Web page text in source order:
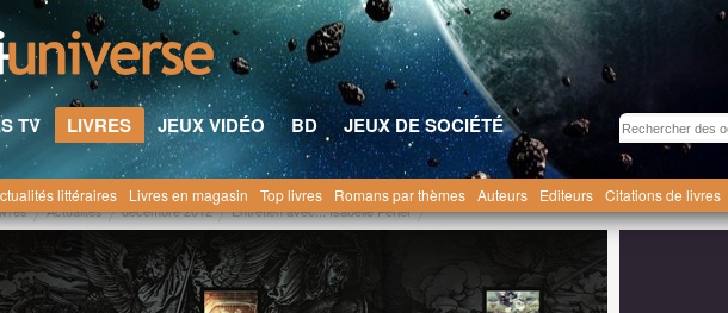
TV LIVRES JEUX VIDÉO BD
JEUX DE SOCIÉTÉ
littéraires Livres en magasin Top livres Romans par thèmes Auteurs Editeurs Citations de livres
Actualités décembre 2012 Entretien avec... Isabelle Perier